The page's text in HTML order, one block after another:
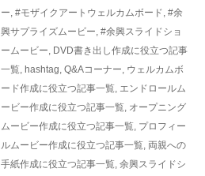
ー, #モザイクアートウェルカムボード, #余
興サプライズムービー, #余興スライドショ
ームービー, DVD書き出し作成に役立つ記事
一覧, hashtag, Q&Aコーナー, ウェルカムボ
ード作成に役立つ記事一覧, エンドロールム
ービー作成に役立つ記事一覧, オープニング
ムービー作成に役立つ記事一覧, プロフィー
ルムービー作成に役立つ記事一覧, 両親への
手紙作成に役立つ記事一覧, 余興スライドシ